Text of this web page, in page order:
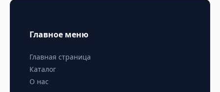
Главное меню
Главная страница
Каталог
О нас